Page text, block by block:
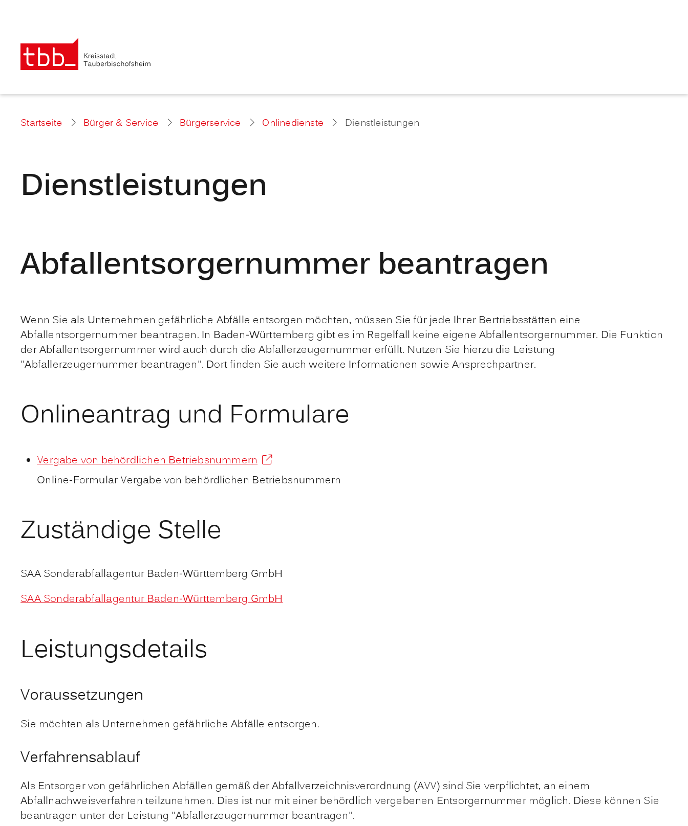
Startseite Bürger & Service Bürgerservice Onlinedienste Dienstleistungen
Dienstleistungen
Abfallentsorgernummer beantragen
Wenn Sie als Unternehmen gefährliche Abfälle entsorgen möchten, müssen Sie für jede Ihrer Bertriebsstätten eine
Abfallentsorgernummer beantragen. In Baden-Württemberg gibt es im Regelfall keine eigene Abfallentsorgernummer. Die Funktion
der Abfallentsorgernummer wird auch durch die Abfallerzeugernummer erfüllt. Nutzen Sie hierzu die Leistung
"Abfallerzeugernummer beantragen". Dort finden Sie auch weitere Informationen sowie Ansprechpartner.
Onlineantrag und Formulare
Vergabe von behördlichen Betriebsnummern
Online-Formular Vergabe von behördlichen Betriebsnummern
Zuständige Stelle
SAA Sonderabfallagentur Baden-Württemberg GmbH
SAA Sonderabfallagentur Baden-Württemberg GmbH
Leistungsdetails
Voraussetzungen
Sie möchten als Unternehmen gefährliche Abfälle entsorgen.
Verfahrensablauf
Als Entsorger von gefährlichen Abfällen gemäß der Abfallverzeichnisverordnung (AVV) sind Sie verpflichtet, an einem
Abfallnachweisverfahren teilzunehmen. Dies ist nur mit einer behördlich vergebenen Entsorgernummer möglich. Diese können Sie
beantragen unter der Leistung "Abfallerzeugernummer beantragen".